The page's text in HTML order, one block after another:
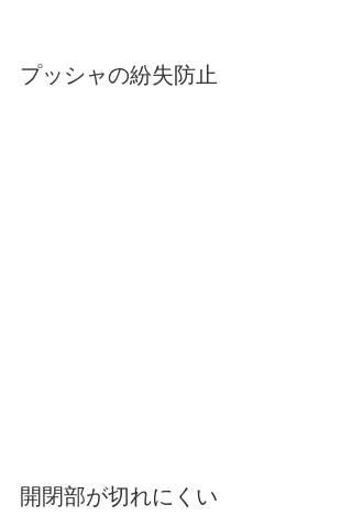
プッシャの紛失防止
開閉部が切れにくい